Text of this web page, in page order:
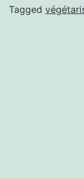
Tagged